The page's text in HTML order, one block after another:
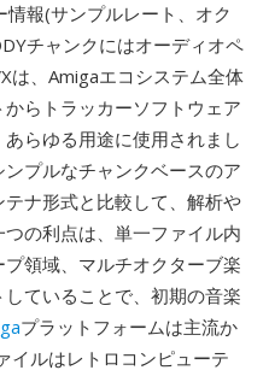
報(サンプルレート、オク
チャンクにはオーディオペ
は、Amigaエコシステム全体
らトラッカーソフトウェア
らゆる用途に使用されまし
プルなチャンクベースのア
ナ形式と比較して、解析や
の利点は、単一ファイル内
領域、マルチオクターブ楽
ていることで、初期の音楽
プラットフォームは主流か
イルはレトロコンピューテ